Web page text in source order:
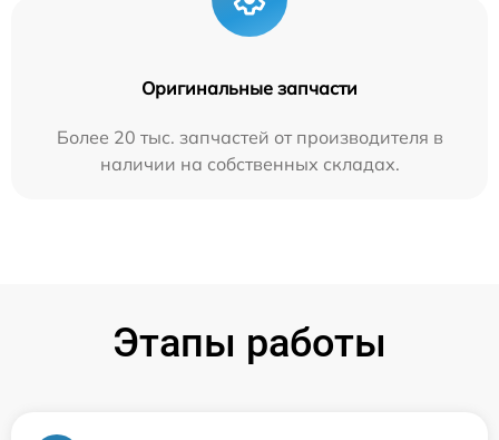
Оригинальные запчасти
Более 20 тыс. запчастей от производителя в
наличии на собственных складах.
Этапы работы